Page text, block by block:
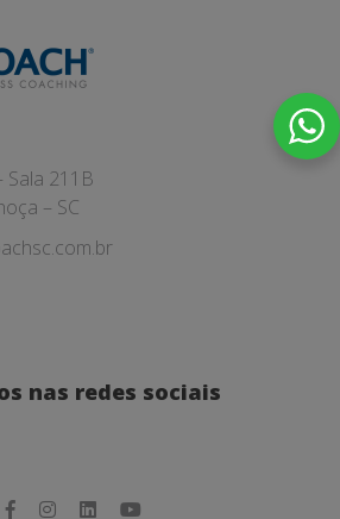
Sala 211B
– SC
nas redes sociais